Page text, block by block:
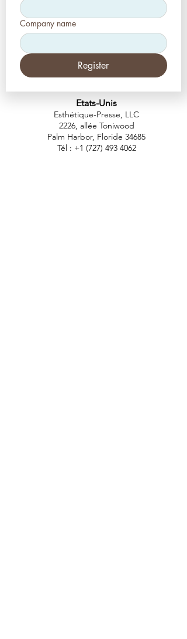
Company name
Register
Etats-Unis
Esthétique-Presse, LLC
2226, allée Toniwood
Palm Harbor, Floride 34685
Tél : +1 (727) 493 4062